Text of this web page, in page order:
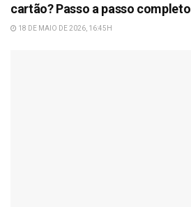
cartão? Passo a passo completo
18 DE MAIO DE 2026, 16:45H